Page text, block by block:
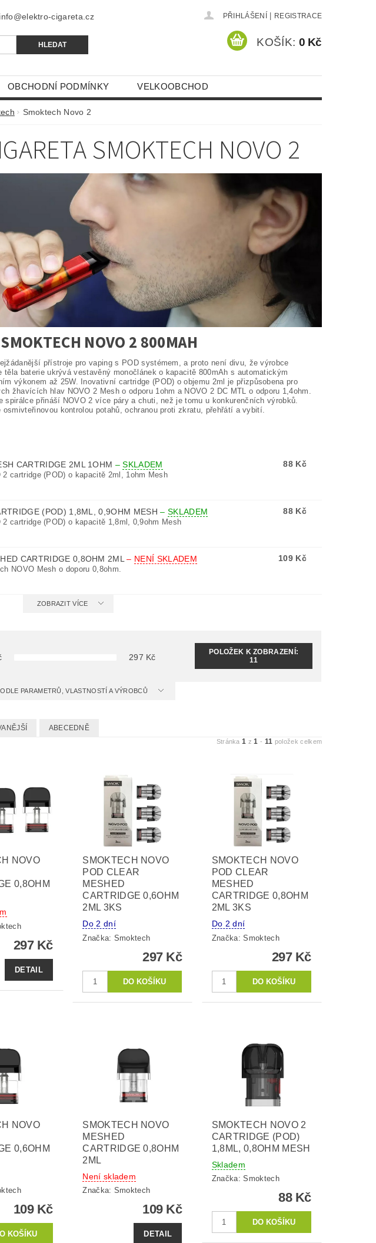
info@elektro-cigareta.cz PŘIHLÁŠENÍ REGISTRACE
KOŠÍK: 0 Kč
OBCHODNÍ PODMÍNKY VELKOOBCHOD
Smoktech Novo 2
SMOKTECH NOVO 2
NOVO 2 800MAH
přístroje pro vaping s POD systémem, a proto není divu, že výrobce
baterie ukrývá vestavěný monočlánek o kapacitě 800mAh s automatickým
výkonem až 25W. Inovativní cartridge (POD) o objemu 2ml je přizpůsobena pro
žhavících hlav NOVO 2 Mesh o odporu 1ohm a NOVO 2 DC MTL o odporu 1,4ohm.
přináší NOVO 2 více páry a chuti, než je tomu u konkurenčních výrobků.
kontrolou potahů, ochranou proti zkratu, přehřátí a vybití.
CARTRIDGE 2ML 1OHM –SKLADEM
2 cartridge (POD) o kapacitě 2ml, 1ohm Mesh
88 Kč
(POD) 1,8ML, 0,9OHM MESH– SKLADEM
2 cartridge (POD) o kapacitě 1,8ml, 0,9ohm Mesh
88 Kč
CARTRIDGE 0,8OHM 2ML– NENÍ SKLADEM
NOVO Mesh o doporu 0,8ohm.
109 Kč
ZOBRAZIT VÍCE
297 Kč
POLOŽEK K ZOBRAZENÍ:
11
PARAMETRŮ, VLASTNOSTÍ A VÝROBCŮ
ABECEDNĚ
Stránka1 z1 - 11 položek celkem
NOVO
0,8OHM
297 Kč
DETAIL
SMOKTECH NOVO
POD CLEAR
MESHED
CARTRIDGE 0,6OHM
2ML 3KS
Do 2 dní
Značka: Smoktech
297 Kč
SMOKTECH NOVO
POD CLEAR
MESHED
CARTRIDGE 0,8OHM
2ML 3KS
Do 2 dní
Značka:Smoktech
297 Kč
NOVO
0,6OHM
109 Kč
SMOKTECH NOVO
MESHED
CARTRIDGE 0,8OHM
2ML
Není skladem
Značka: Smoktech
109 Kč
DETAIL
SMOKTECH NOVO 2
CARTRIDGE (POD)
1,8ML, 0,8OHM MESH
Skladem
Značka:Smoktech
88 Kč